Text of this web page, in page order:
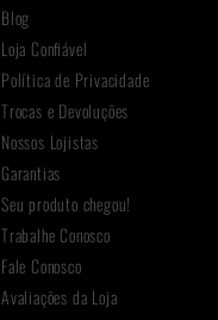
Blog
Loja Confiável
Política de Privacidade
Trocas e Devoluções
Nossos Lojistas
Garantias
Seu produto chegou!
Trabalhe Conosco
Fale Conosco
Avaliações da Loja